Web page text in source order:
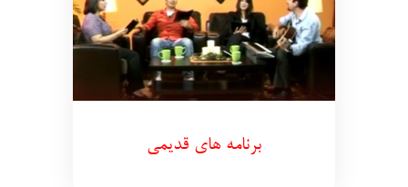
برنامه های قدیمی